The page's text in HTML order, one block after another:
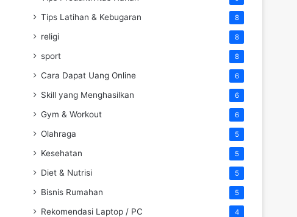
Tips Latihan & Kebugaran 8
religi 8
sport 8
Cara Dapat Uang Online 6
Skill yang Menghasilkan 6
Gym & Workout 6
Olahraga 5
Kesehatan 5
Diet & Nutrisi 5
Bisnis Rumahan 5
Rekomendasi Laptop / PC 4